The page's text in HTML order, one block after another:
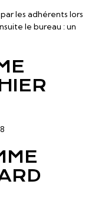
les adhérents lors
le bureau : un